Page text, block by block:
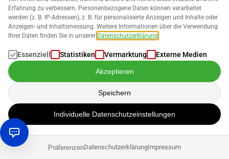
für Käufer und Verkäufer nach wie vor die erste
Wahl ist
Daniel Hannig
Werden Sie Teil unserer
Erfahrung zu verbessern. Personenbezogene Daten können verarbeitet
werden (z. B. IP-Adressen), z. B. für personalisierte Anzeigen und Inhalte oder
Anzeigen- und Inhaltsmessung. Weitere Informationen über die Verwendung
Ihrer Daten finden Sie in unserer Datenschutzerklärung
Essenziell Statistiken Vermarktung Externe Medien
Akzeptieren
Speichern
Individuelle Datenschutzeinstellungen
PräferenzenDatenschutzerklärungImpressum